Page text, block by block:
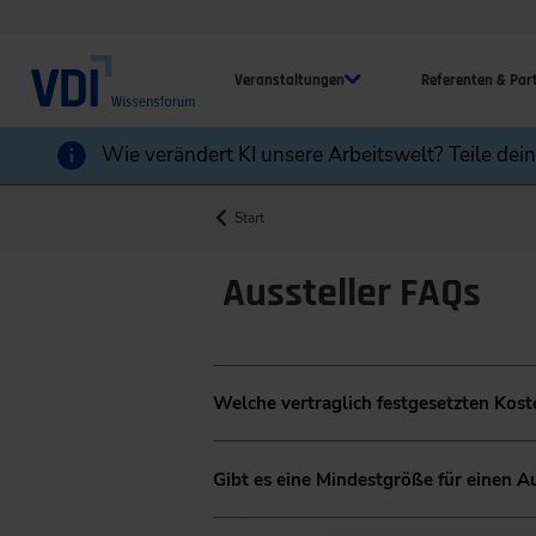
Veranstaltungen Referenten &
Wie verändert KI unsere Arbeitswelt? Teile
Start
Aussteller FAQs
Welche vertraglich festgesetzten
Strom an. Diese Zusatzleistungen
Gibt es eine Mindestgröße für einen